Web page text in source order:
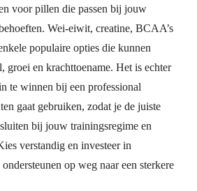
voor pillen die passen bij jouw
Wei-eiwit, creatine, BCAA’s
populaire opties die kunnen
groei en krachttoename. Het is echter
te winnen bij een professional
gaat gebruiken, zodat je de juiste
bij jouw trainingsregime en
verstandig en investeer in
op weg naar een sterkere